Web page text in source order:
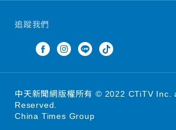
追蹤我們
中天新聞網版權所有 © 2022 CTiTV Inc.
Reserved.
China Times Group